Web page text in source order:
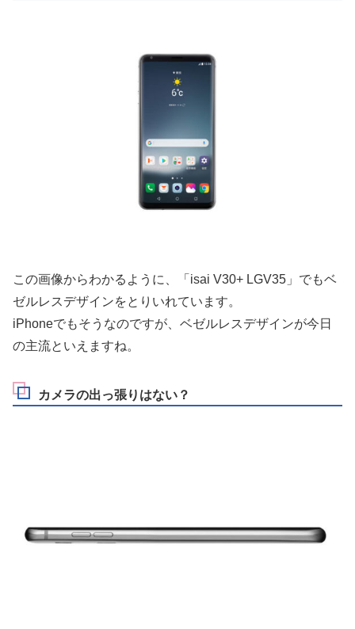
この画像からわかるように、「isai V30+ LGV35」でもベ
ゼルレスデザインをとりいれています。
iPhoneでもそうなのですが、ベゼルレスデザインが今日
の主流といえますね。
カメラの出っ張りはない？